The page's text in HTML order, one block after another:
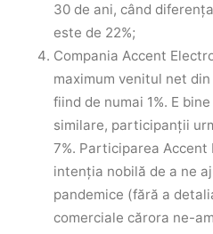
30 de ani, când
este de 22%;
Compania Accent
maximum venitul net
fiind de numai 1%. E
similare, participanții
7%. Participarea
intenția nobilă de a ne
pandemice (fără a
comerciale cărora ne-